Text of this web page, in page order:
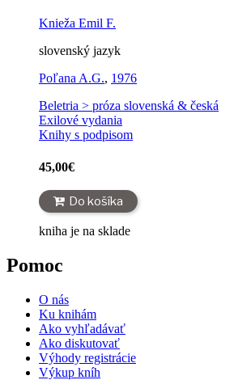
Knieža Emil F.
slovenský jazyk
Poľana A.G., 1976
Beletria > próza slovenská & česká
Exilové vydania
Knihy s podpisom
45,00€
Do košíka
kniha je na sklade
Pomoc
O nás
Ku knihám
Ako vyhľadávať
Ako diskutovať
Výhody registrácie
Výkup kníh